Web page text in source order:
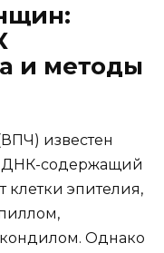
и методы
известен
ДНК-содержащий
клетки эпителия,
Однако